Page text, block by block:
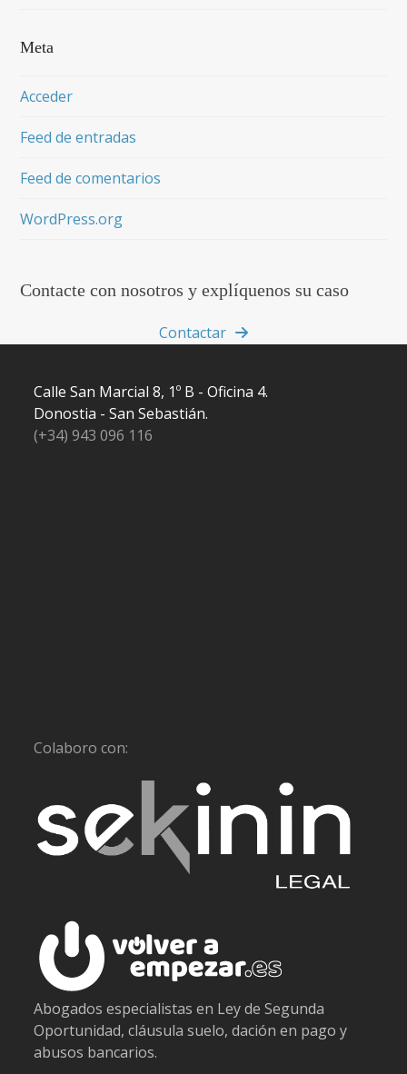
Meta
Acceder
Feed de entradas
Feed de comentarios
WordPress.org
Contacte con nosotros y explíquenos su caso
Contactar
Calle San Marcial 8, 1º B - Oficina 4.
Donostia - San Sebastián.
(+34) 943 096 116
Colaboro con:
Abogados especialistas en Ley de Segunda
Oportunidad, cláusula suelo, dación en pago y
abusos bancarios.